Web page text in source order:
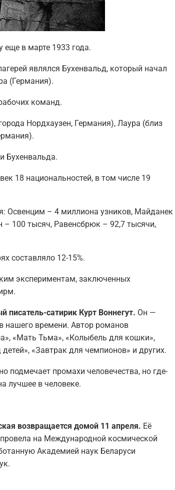
в марте 1933 года.
являлся Бухенвальд, который начал
(Германия).
команд.
Нордхаузен, Германия), Лаура (близ
Бухенвальда.
18 национальностей, в том числе 19
Освенцим – 4 миллиона узников, Майданек
– 100 тысяч, Равенсбрюк – 92,7 тысячи,
составляло 12-15%.
экспериментам, заключенных
писатель-сатирик Курт Воннегут. Он —
нашего времени. Автор романов
«Мать Тьма», «Колыбель для кошки»,
«Завтрак для чемпионов» и других.
подмечает промахи человечества, но где-
лучшее в человеке.
возвращается домой 11 апреля. Её
на Международной космической
Академией наук Беларуси